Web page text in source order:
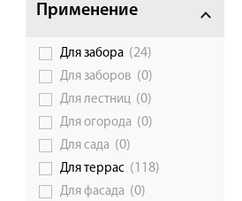
Галерея объектов
Контакты
Применение
Для забора (24)
Для заборов (0)
Для лестниц (0)
Для огорода (0)
Для сада (0)
Для террас (118)
Для фасада (0)